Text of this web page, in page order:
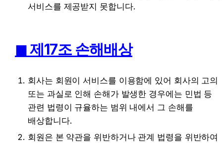
서비스를 제공받지 못합니다.
◼︎ 제17조 손해배상
회사는 회원이 서비스를 이용함에 있어 회사의 고의
또는 과실로 인해 손해가 발생한 경우에는 민법 등
관련 법령이 규율하는 범위 내에서 그 손해를
배상합니다.
회원은 본 약관을 위반하거나 관계 법령을 위반하여